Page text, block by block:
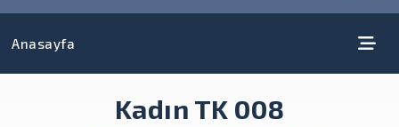
Anasayfa
Kadın TK 008